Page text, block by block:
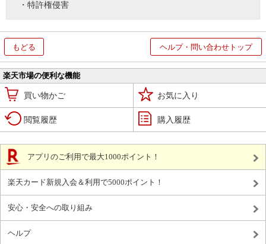
・特許権侵害
もどる ヘルプ・問い合わせトップ
楽天市場の便利な機能
買い物かご お気に入り
閲覧履歴 購入履歴
アプリのご利用で最大1000ポイント！
楽天カード新規入会＆利用で5000ポイント！
安心・安全への取り組み
ヘルプ